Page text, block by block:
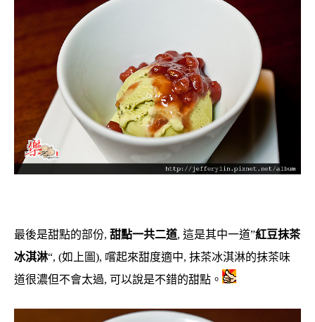
最後是甜點的部份, 甜點一共二道, 這是其中一道”紅豆抹茶
冰淇淋“, (如上圖), 嚐起來甜度適中, 抹茶冰淇淋的抹茶味
道很濃但不會太過, 可以說是不錯的甜點。